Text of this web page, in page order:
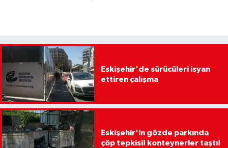
Eskişehir'de sürücüleri isyan
ettiren çalışma
Eskişehir'in gözde parkında
çöp tepkisi! konteynerler taştı!